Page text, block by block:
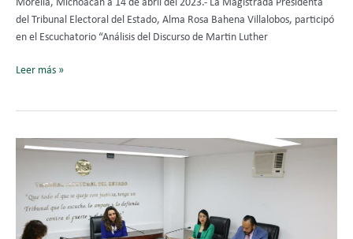
Morelia, Michoacán a 14 de abril del 2023.- La Magistrada Presidenta
del Tribunal Electoral del Estado, Alma Rosa Bahena Villalobos, participó
en el Escuchatorio “Análisis del Discurso de Martin Luther
Leer más »
TEEM
mayoría
inexistencia
de